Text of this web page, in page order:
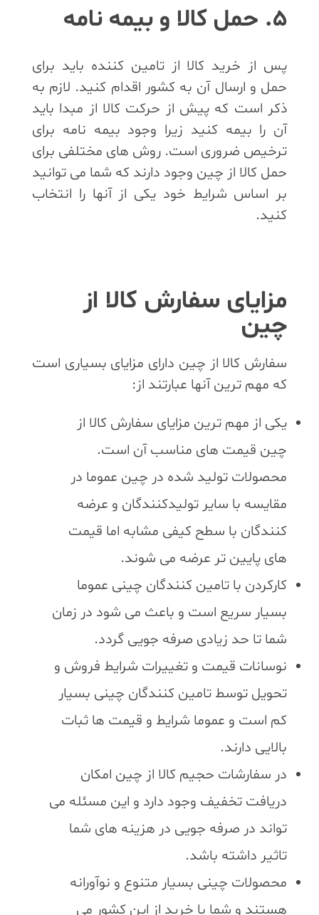
5. حمل کالا و بیمه نامه
پس از خرید کالا از تامین کننده باید برای
حمل و ارسال آن به کشور اقدام کنید. لازم به
ذکر است که پیش از حرکت کالا از مبدا باید
آن را بیمه کنید زیرا وجود بیمه نامه برای
ترخیص ضروری است. روش های مختلفی برای
حمل کالا از چین وجود دارند که شما می توانید
بر اساس شرایط خود یکی از آنها را انتخاب
کنید.
مزایای سفارش کالا از
چین
سفارش کالا از چین دارای مزایای بسیاری است
که مهم ترین آنها عبارتند از:
یکی از مهم ترین مزایای سفارش کالا از
چین قیمت های مناسب آن است.
محصولات تولید شده در چین عموما در
مقایسه با سایر تولیدکنندگان و عرضه
کنندگان با سطح کیفی مشابه اما قیمت
های پایین تر عرضه می شوند.
کارکردن با تامین کنندگان چینی عموما
بسیار سریع است و باعث می شود در زمان
شما تا حد زیادی صرفه جویی گردد.
نوسانات قیمت و تغییرات شرایط فروش و
تحویل توسط تامین کنندگان چینی بسیار
کم است و عموما شرایط و قیمت ها ثبات
بالایی دارند.
در سفارشات حجیم کالا از چین امکان
دریافت تخفیف وجود دارد و این مسئله می
تواند در صرفه جویی در هزینه های شما
تاثیر داشته باشد.
محصولات چینی بسیار متنوع و نوآورانه
هستند و شما با خرید از این کشور می